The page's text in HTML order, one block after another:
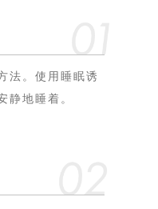
法。使⽤睡眠诱
静地睡着。